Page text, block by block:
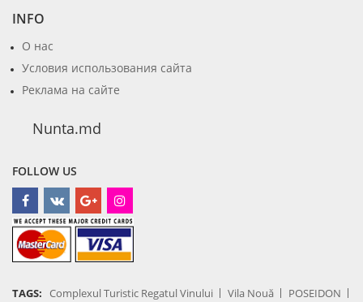
INFO
О нас
Условия использования сайта
Реклама на сайте
Nunta.md
FOLLOW US
TAGS: Complexul Turistic Regatul Vinului Vila Nouă
POSEIDON